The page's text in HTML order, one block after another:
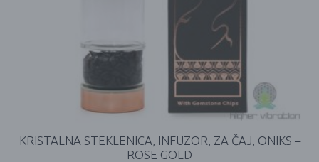
KRISTALNA STEKLENICA, INFUZOR, ZA ČAJ, ONIKS –
ROSE GOLD